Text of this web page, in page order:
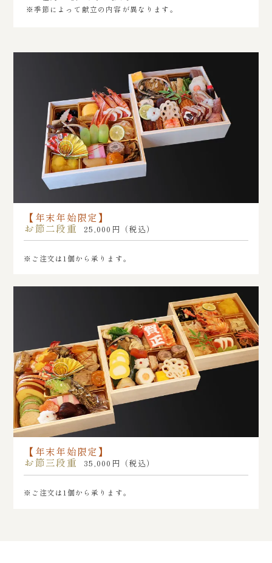
※季節によって献立の内容が異なります。
【年末年始限定】
お節二段重
25,000円（税込）
※ご注文は1個から承ります。
【年末年始限定】
お節三段重
35,000円（税込）
※ご注文は1個から承ります。